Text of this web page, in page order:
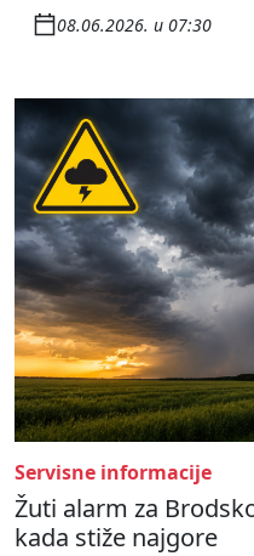
08.06.2026. u 07:30
Servisne informacije
Žuti alarm za
kada stiže najgore